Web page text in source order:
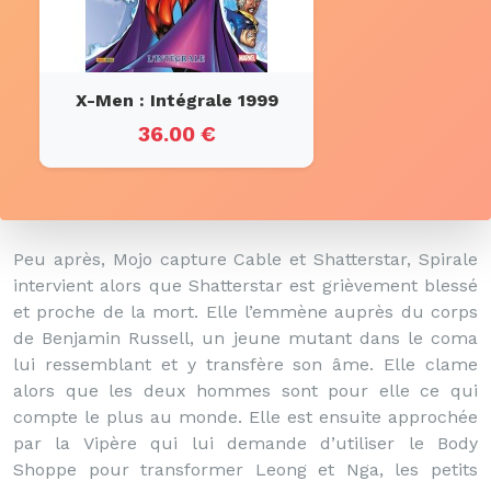
X-Men : Intégrale 1999
36.00 €
Peu après, Mojo capture Cable et Shatterstar, Spirale
intervient alors que Shatterstar est grièvement blessé
et proche de la mort. Elle l’emmène auprès du corps
de Benjamin Russell, un jeune mutant dans le coma
lui ressemblant et y transfère son âme. Elle clame
alors que les deux hommes sont pour elle ce qui
compte le plus au monde. Elle est ensuite approchée
par la Vipère qui lui demande d’utiliser le Body
Shoppe pour transformer Leong et Nga, les petits